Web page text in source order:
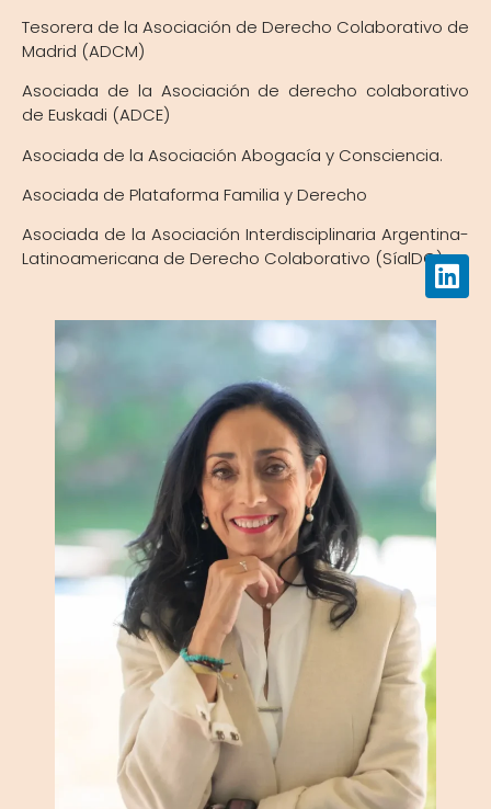
Tesorera de la Asociación de Derecho Colaborativo de
Madrid (ADCM)
Asociada de la Asociación de derecho colaborativo
de Euskadi (ADCE)
Asociada de la Asociación Abogacía y Consciencia.
Asociada de Plataforma Familia y Derecho
Asociada de la Asociación Interdisciplinaria Argentina-
Latinoamericana de Derecho Colaborativo (SíalDC)